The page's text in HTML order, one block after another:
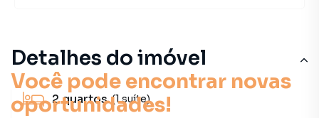
Você pode encontrar novas
oportunidades!
Detalhes do imóvel
2quartos (1 suíte)